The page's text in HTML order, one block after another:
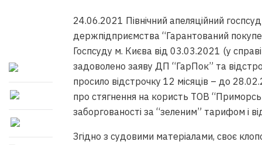
24.06.2021 Північний апеляційний
держпідприємства “Гарантований
Госпсуду м. Києва від 03.03.2021 (у
задоволено заяву ДП “ГарПок” та
просило відстрочку 12 місяців – до
про стягнення на користь ТОВ
заборгованості за “зеленим” тарифом і
Згідно з судовими матеріалами, своє